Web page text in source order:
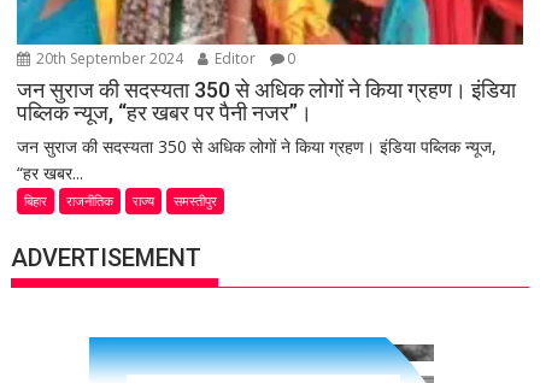
20th September 2024 Editor 0
जन सुराज की सदस्यता 350 से अधिक लोगों ने किया ग्रहण। इंडिया
पब्लिक न्यूज, “हर खबर पर पैनी नजर”।
जन सुराज की सदस्यता 350 से अधिक लोगों ने किया ग्रहण। इंडिया पब्लिक न्यूज,
“हर खबर...
बिहार राजनीतिक राज्य समस्तीपुर
ADVERTISEMENT